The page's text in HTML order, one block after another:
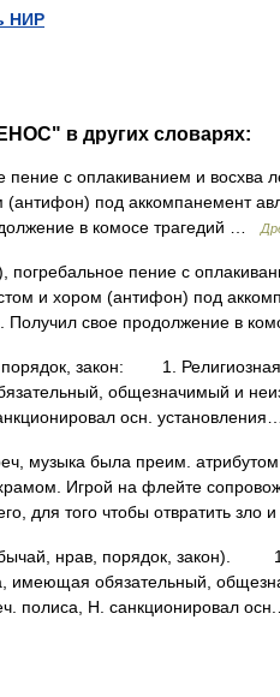
НИР
в других словарях:
с оплакиванием и восхва
(антифон) под аккомпанемент
в комосе трагедий …
пение с
и хором (антифон) под
Получил свое продолжение в
закон: 1. Религиозная,
общезначимый и
осн.
была преим. атрибутом
Игрой на флейте
для того чтобы отвратить
нрав, порядок, закон). 1.
имеющая обязательный,
полиса, Н. санкционировал